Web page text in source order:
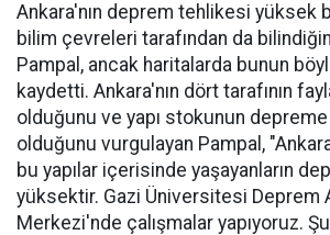
Ankara'nın deprem tehlikesi yüksek
bilim çevreleri tarafından da
Pampal, ancak haritalarda bunun böyle
kaydetti. Ankara'nın dört tarafının
olduğunu ve yapı stokunun depreme
olduğunu vurgulayan Pampal,
bu yapılar içerisinde yaşayanların
yüksektir. Gazi Üniversitesi Deprem
Merkezi'nde çalışmalar yapıyoruz.